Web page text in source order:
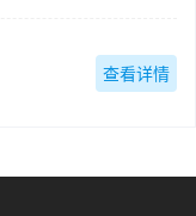
查看详情